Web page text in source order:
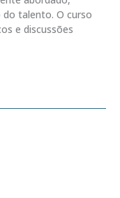
talento. O curso
e discussões